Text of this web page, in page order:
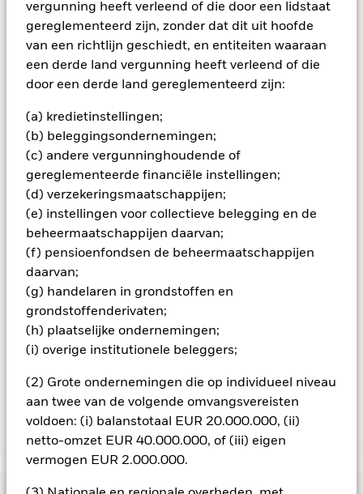
vergunning heeft verleend of die door een lidstaat
gereglementeerd zijn, zonder dat dit uit hoofde
van een richtlijn geschiedt, en entiteiten waaraan
een derde land vergunning heeft verleend of die
door een derde land gereglementeerd zijn:
(a) kredietinstellingen;
(b) beleggingsondernemingen;
(c) andere vergunninghoudende of
gereglementeerde financiële instellingen;
(d) verzekeringsmaatschappijen;
(e) instellingen voor collectieve belegging en de
beheermaatschappijen daarvan;
(f) pensioenfondsen de beheermaatschappijen
daarvan;
(g) handelaren in grondstoffen en
grondstoffenderivaten;
(h) plaatselijke ondernemingen;
(i) overige institutionele beleggers;
(2) Grote ondernemingen die op individueel niveau
aan twee van de volgende omvangsvereisten
voldoen: (i) balanstotaal EUR 20.000.000, (ii)
netto-omzet EUR 40.000.000, of (iii) eigen
vermogen EUR 2.000.000.
onderneming op de vervaldatum geen rente of aflossingen
aan het fonds betaalt. Valutahedging is bedoeld om de
invloed van valutakoersschommelingen tussen de
basisvaluta en de valuta waarin een aantal of alle
onderliggende beleggingen luiden te verminderen, maar kan
deze niet elimineren. Afhankelijk van de wisselkoersen kan dit
een positief of een negatief effect hebben op de prestaties
Alle aandelenklassen met valutahedging van dit fonds
gebruiken derivaten om valutarisico's af te dekken. Het
gebruik van derivaten voor een aandelenklasse kan een
potentieel besmettingsrisico (ook bekend als spill-over) voor
andere aandelenklassen in het fonds betekenen. De
beheermaatschappij van het fonds waarborgt dat er
geschikte procedures worden gebruikt om het
besmettingsrisico voor andere aandelenklassen te
minimaliseren. Via het uitklapvakje direct onder de naam van
het fonds, kunt u een lijst van alle aandelenklassen in het
fonds bekijken – aandelenklassen met valutahedging worden
aangegeven door het woord 'Hedged' in de naam van de
aandelenklasse. Daarnaast is een volledige lijst van alle
verkrijgbaar bij de beheermaatschappij van het fonds.
Toon minder
iShares Italy Govt Bond UCITS ETF
Risicometer